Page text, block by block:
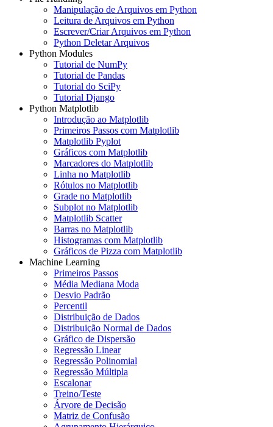
Manipulação de Arquivos em Python
Leitura de Arquivos em Python
Escrever/Criar Arquivos em Python
Python Deletar Arquivos
Python Modules
Tutorial de NumPy
Tutorial de Pandas
Tutorial do SciPy
Tutorial Django
Python Matplotlib
Introdução ao Matplotlib
Primeiros Passos com Matplotlib
Matplotlib Pyplot
Gráficos com Matplotlib
Marcadores do Matplotlib
Linha no Matplotlib
Rótulos no Matplotlib
Grade no Matplotlib
Subplot no Matplotlib
Matplotlib Scatter
Barras no Matplotlib
Histogramas com Matplotlib
Gráficos de Pizza com Matplotlib
Machine Learning
Primeiros Passos
Média Mediana Moda
Desvio Padrão
Percentil
Distribuição de Dados
Distribuição Normal de Dados
Gráfico de Dispersão
Regressão Linear
Regressão Polinomial
Regressão Múltipla
Escalonar
Treino/Teste
Árvore de Decisão
Matriz de Confusão